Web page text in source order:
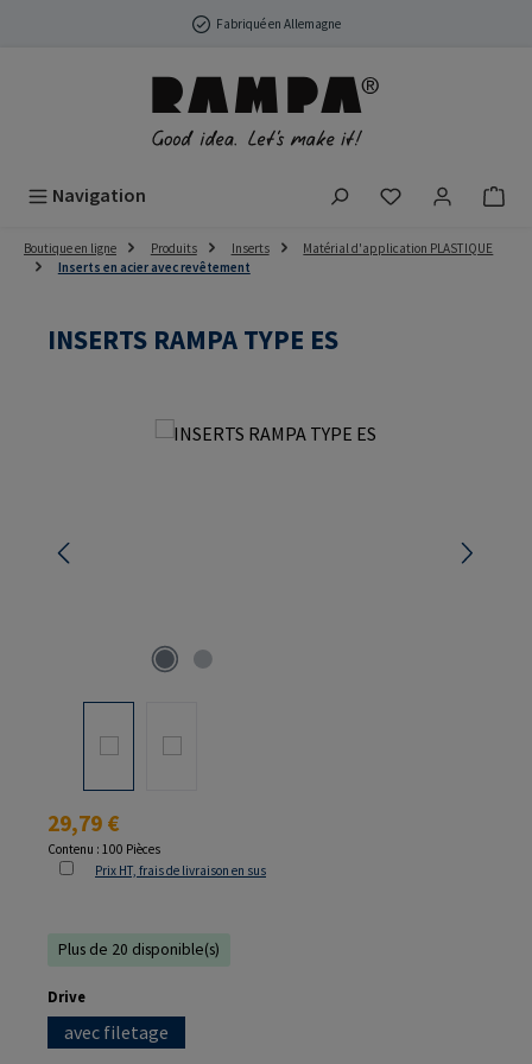
Passer au contenu principalFabriqué en Allemagne
Navigation Vous avez 0
Boutique en ligne Produits Inserts
Matérial d'application PLASTIQUE
Inserts en acier avec revêtement
INSERTS RAMPA TYPE ES
Ignorer la galerie d'images
Prix régulier :
29,79 €
Contenu : 100 Pièces
Prix HT, frais de livraison en sus
Plus de 20 disponible(s)
Sélectionnez
Drive
avec filetage